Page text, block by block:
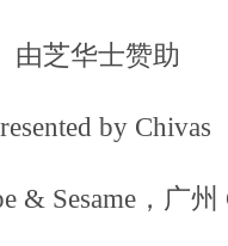
由芝华士赞助
by Chivas
& Sesame，广州